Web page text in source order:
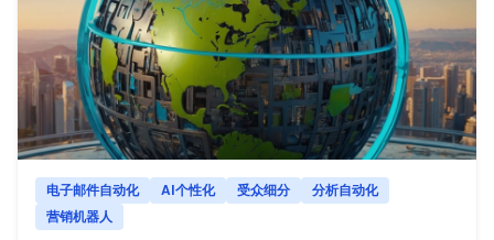
电子邮件自动化 AI个性化 受众细分
分析自动化
营销机器人